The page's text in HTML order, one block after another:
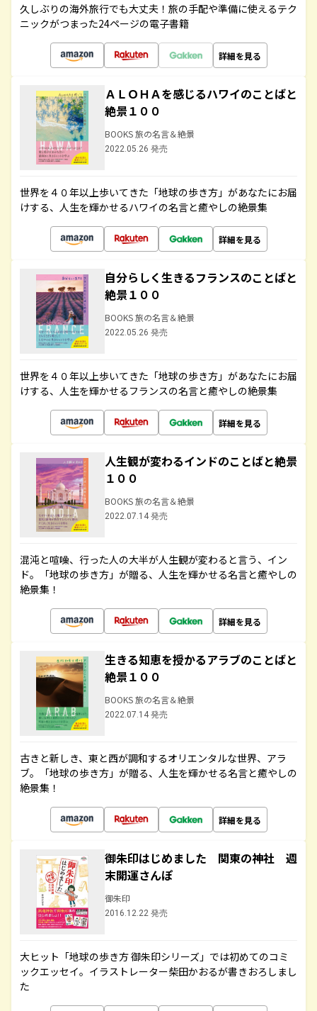
久しぶりの海外旅行でも大丈夫！旅の手配や準備に使えるテク
ニックがつまった24ページの電子書籍
詳細を見る
ＡＬＯＨＡを感じるハワイのことばと
絶景１００
BOOKS 旅の名言＆絶景
2022.05.26 発売
世界を４０年以上歩いてきた「地球の歩き方」があなたにお届
けする、人生を輝かせるハワイの名言と癒やしの絶景集
詳細を見る
自分らしく生きるフランスのことばと
絶景１００
BOOKS 旅の名言＆絶景
2022.05.26 発売
世界を４０年以上歩いてきた「地球の歩き方」があなたにお届
けする、人生を輝かせるフランスの名言と癒やしの絶景集
詳細を見る
人生観が変わるインドのことばと絶景
１００
BOOKS 旅の名言＆絶景
2022.07.14 発売
混沌と喧噪、行った人の大半が人生観が変わると言う、イン
ド。「地球の歩き方」が贈る、人生を輝かせる名言と癒やしの
絶景集！
詳細を見る
生きる知恵を授かるアラブのことばと
絶景１００
BOOKS 旅の名言＆絶景
2022.07.14 発売
古きと新しき、東と西が調和するオリエンタルな世界、アラ
ブ。「地球の歩き方」が贈る、人生を輝かせる名言と癒やしの
絶景集！
詳細を見る
御朱印はじめました 関東の神社 週
末開運さんぽ
御朱印
2016.12.22 発売
大ヒット「地球の歩き方 御朱印シリーズ」では初めてのコミ
ックエッセイ。イラストレーター柴田かおるが書きおろしまし
た